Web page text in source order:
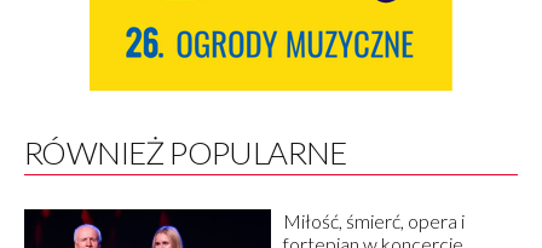
RÓWNIEŻ POPULARNE
Miłość, śmierć, opera i
fortepian w koncercie